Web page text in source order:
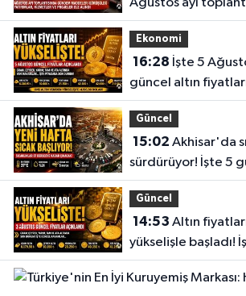
0 (236) 768 27 19 Yol Tarifi Al
Deva Eczanesi
CAMICEDIT MAH. YUNUS EMRE CAD. NO:89 A PARK
0 (236) 816 52 64 Yol Tarifi Al
Egemen Eczanesi
CUMHURIYET MAHALLESI MENDERES CADDESİ
TRENYOLU ARASI
0 (236) 715 52 32 Yol Tarifi Al
Gülden Eczanesi
NAMIK KEMAL MAHALLESI EVREN CADDESI NO:1 A
İŞ BANKASI YANI
gerçekleştirdi
Ekonomi
16:28
güncel altın
Güncel
15:02
sürdürüyor! İşte 5
durumu
Güncel
14:53
yükselişle başladı!
güncel fiyatlar